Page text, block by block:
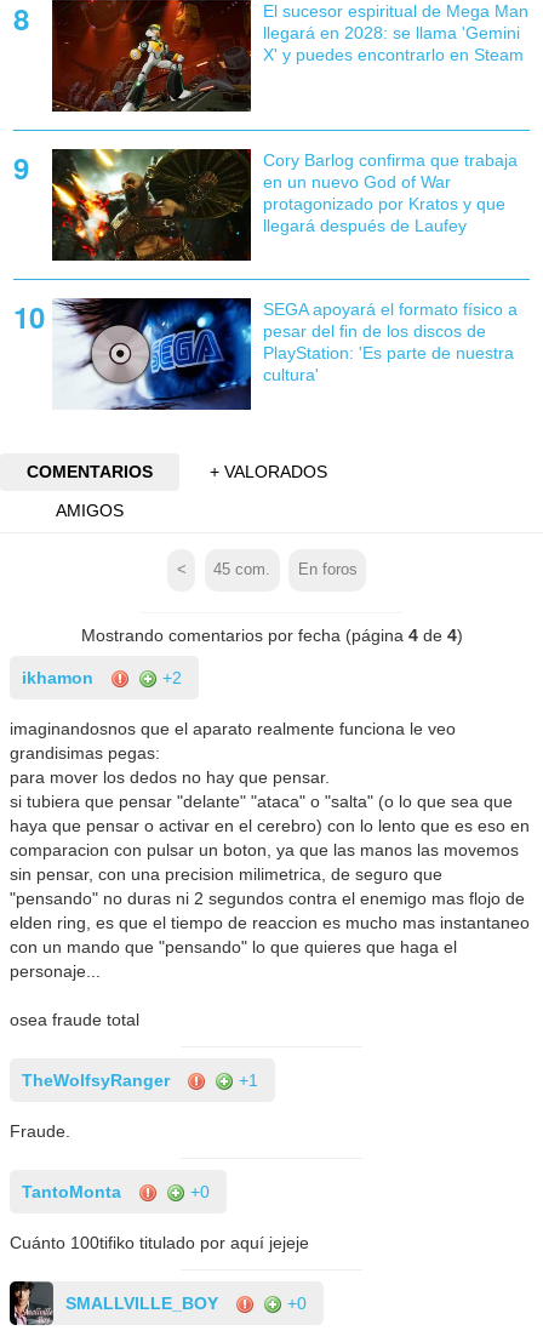
El sucesor espiritual de Mega Man
llegará en 2028: se llama 'Gemini
X' y puedes encontrarlo en Steam
Cory Barlog confirma que trabaja
en un nuevo God of War
protagonizado por Kratos y que
llegará después de Laufey
SEGA apoyará el formato físico a
pesar del fin de los discos de
PlayStation: 'Es parte de nuestra
cultura'
COMENTARIOS
+ VALORADOS
AMIGOS
< 45 com. En foros
Mostrando comentarios por fecha (página 4de 4)
ikhamon +2
imaginandosnos que el aparato realmente funciona le veo
grandisimas pegas:
para mover los dedos no hay que pensar.
si tubiera que pensar "delante" "ataca" o "salta" (o lo que sea que
haya que pensar o activar en el cerebro) con lo lento que es eso en
comparacion con pulsar un boton, ya que las manos las movemos
sin pensar, con una precision milimetrica, de seguro que
"pensando" no duras ni 2 segundos contra el enemigo mas flojo de
elden ring, es que el tiempo de reaccion es mucho mas instantaneo
con un mando que "pensando" lo que quieres que haga el
personaje...
osea fraude total
TheWolfsyRanger +1
Fraude.
TantoMonta +0
Cuánto 100tifiko titulado por aquí jejeje
SMALLVILLE_BOY +0